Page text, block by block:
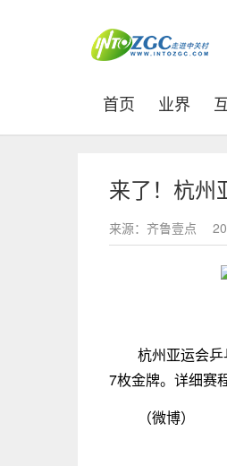
首页 (current)
业界
来了！杭州
来源：齐鲁壹点
杭州亚运会
7枚金牌。详细赛
（微博）